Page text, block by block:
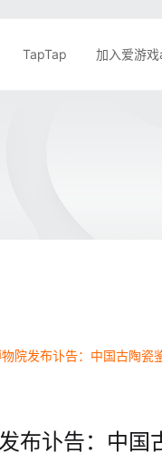
TapTap 加入爱游
院发布讣告：中国古陶
布讣告：中